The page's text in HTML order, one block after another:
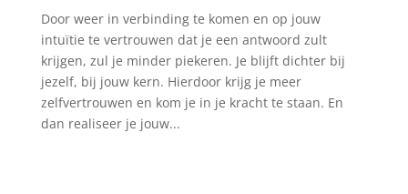
Door weer in verbinding te komen en op jouw
intuïtie te vertrouwen dat je een antwoord zult
krijgen, zul je minder piekeren. Je blijft dichter bij
jezelf, bij jouw kern. Hierdoor krijg je meer
zelfvertrouwen en kom je in je kracht te staan. En
dan realiseer je jouw...